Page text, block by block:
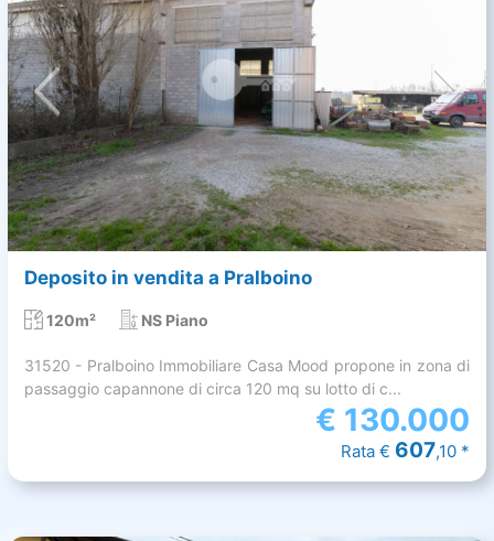
Deposito in vendita a Pralboino
120m² NS Piano
31520 - Pralboino Immobiliare Casa Mood propone in zona di
passaggio capannone di circa 120 mq su lotto di c...
€ 130.000
Rata € 607,10 *